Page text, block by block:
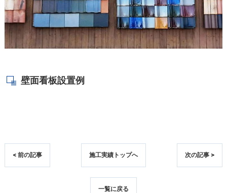
壁面看板設置例
< 前の記事 施工実績トップへ 次の記事 >
一覧に戻る